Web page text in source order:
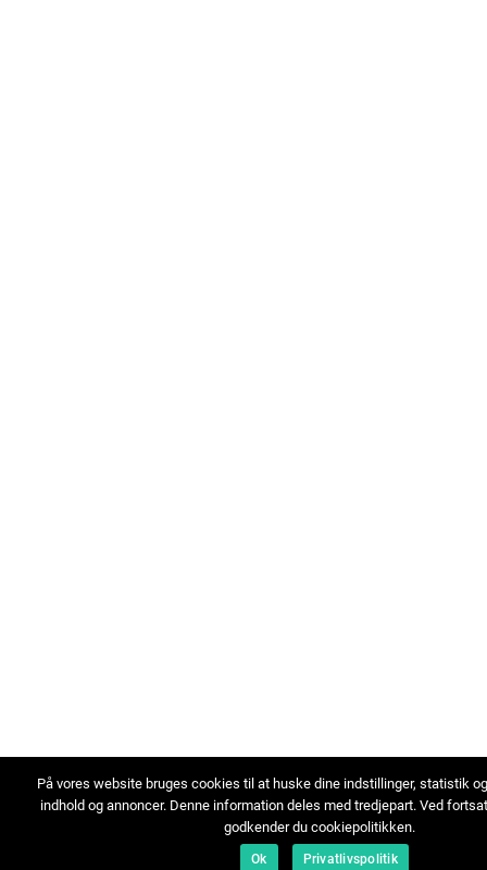
På vores website bruges cookies til at huske dine indstillinger, statistik
indhold og annoncer. Denne information deles med tredjepart. Ved
godkender du cookiepolitikken.
Ok Privatlivspolitik